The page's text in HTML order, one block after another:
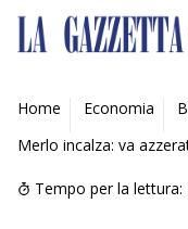
AMBIENTE
MOBILITÀ
INDUSTRIA
Home Economia
Merlo incalza: va
Tempo per la lettura: